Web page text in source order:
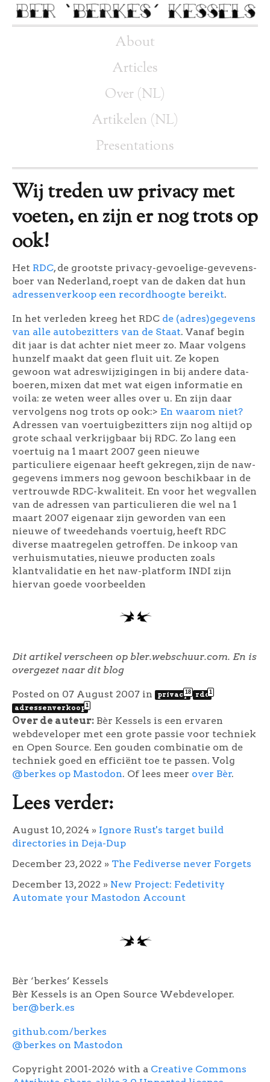
About
Articles
Over (NL)
Artikelen (NL)
Presentations
Wij treden uw privacy met
voeten, en zijn er nog trots op
ook!
Het RDC, de grootste privacy-gevoelige-gevevens-
boer van Nederland, roept van de daken dat hun
adressenverkoop een recordhoogte bereikt.
In het verleden kreeg het RDC de (adres)gegevens
van alle autobezitters van de Staat. Vanaf begin
dit jaar is dat achter niet meer zo. Maar volgens
hunzelf maakt dat geen fluit uit. Ze kopen
gewoon wat adreswijzigingen in bij andere data-
boeren, mixen dat met wat eigen informatie en
voila: ze weten weer alles over u. En zijn daar
vervolgens nog trots op ook:> En waarom niet?
Adressen van voertuigbezitters zijn nog altijd op
grote schaal verkrijgbaar bij RDC. Zo lang een
voertuig na 1 maart 2007 geen nieuwe
particuliere eigenaar heeft gekregen, zijn de naw-
gegevens immers nog gewoon beschikbaar in de
vertrouwde RDC-kwaliteit. En voor het wegvallen
van de adressen van particulieren die wel na 1
maart 2007 eigenaar zijn geworden van een
nieuwe of tweedehands voertuig, heeft RDC
diverse maatregelen getroffen. De inkoop van
verhuismutaties, nieuwe producten zoals
klantvalidatie en het naw-platform INDI zijn
hiervan goede voorbeelden
Dit artikel verscheen op bler.webschuur.com. En is
overgezet naar dit blog
Posted on 07 August 2007 in privacy18 rdc1
adressenverkoop1
Over de auteur: Bèr Kessels is een ervaren
webdeveloper met een grote passie voor techniek
en Open Source. Een gouden combinatie om de
techniek goed en efficiënt toe te passen. Volg
@berkes op Mastodon. Of lees meer over Bèr.
Lees verder:
August 10, 2024 » Ignore Rust's target build
directories in Deja-Dup
December 23, 2022 » The Fediverse never Forgets
December 13, 2022 » New Project: Fedetivity
Automate your Mastodon Account
Bèr ‘berkes’ Kessels
Bèr Kessels is an Open Source Webdeveloper.
ber@berk.es
github.com/berkes
@berkes on Mastodon
Copyright 2001-2026 with a Creative Commons